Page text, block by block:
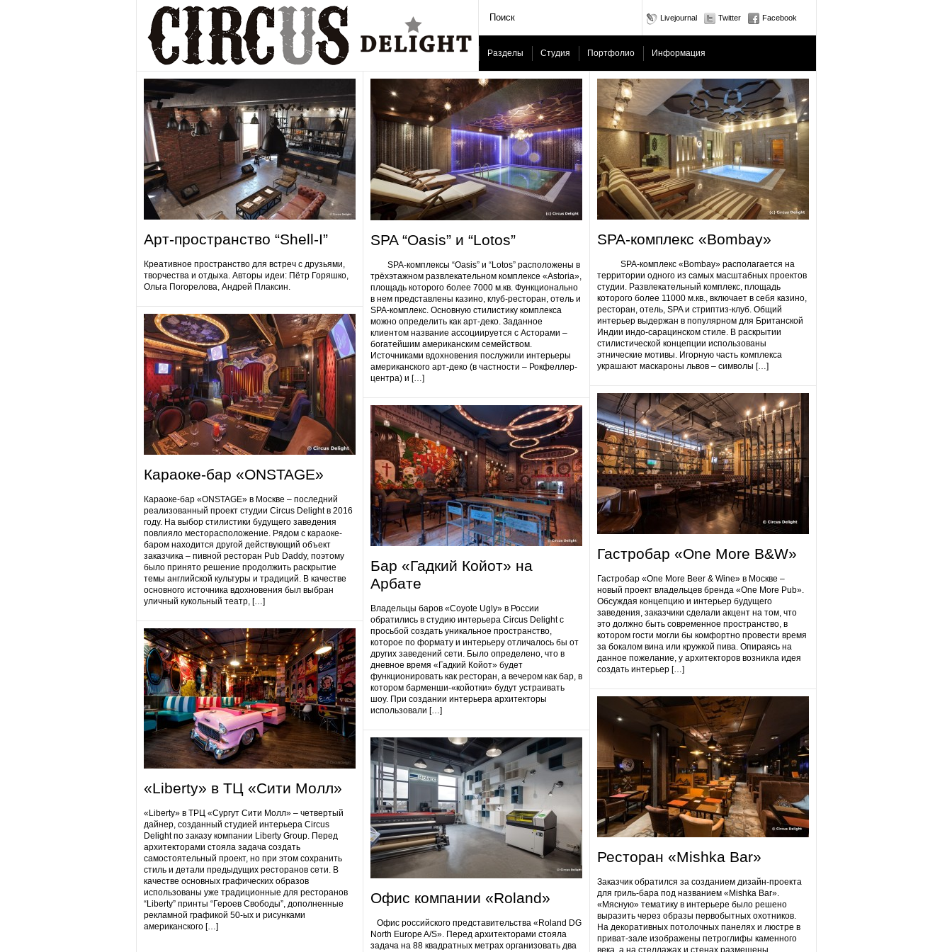
Livejournal Twitter Facebook
Разделы Студия Портфолио Информация
Арт-пространство “Shell-I”
Креативное пространство для встреч с друзьями,
творчества и отдыха. Авторы идеи: Пётр Горяшко,
Ольга Погорелова, Андрей Плаксин.
Караоке-бар «ONSTAGE»
Караоке-бар «ONSTAGE» в Москве – последний
реализованный проект студии Circus Delight в 2016
году. На выбор стилистики будущего заведения
повлияло месторасположение. Рядом с караоке-
баром находится другой действующий объект
заказчика – пивной ресторан Pub Daddy​, поэтому
было принято решение продолжить раскрытие
темы английской культуры и традиций. В качестве
основного источника вдохновения был выбран
уличный кукольный театр, […]
«Liberty» в ТЦ «Сити Молл»
«Liberty» в ТРЦ «Сургут Сити Молл» – четвертый
дайнер, созданный студией интерьера Circus
Delight по заказу компании Liberty Group. Перед
архитекторами стояла задача создать
самостоятельный проект, но при этом сохранить
стиль и детали предыдущих ресторанов сети. В
качестве основных графических образов
использованы уже традиционные для ресторанов
“Liberty” принты “Героев Свободы”, дополненные
рекламной графикой 50-ых и рисунками
американского […]
SPA “Oasis” и “Lotos”
SPA-комплексы “Oasis” и “Lotos” расположены в
трёхэтажном развлекательном комплексе «Astoria»,
площадь которого более 7000 м.кв. Функционально
в нем представлены казино, клуб-ресторан, отель и
SPA-комплекс. Основную стилистику комплекса
можно определить как арт-деко. Заданное
клиентом название ассоциируется с Асторами –
богатейшим американским семейством.
Источниками вдохновения послужили интерьеры
американского арт-деко (в частности – Рокфеллер-
центра) и […]
Бар «Гадкий Койот» на
Арбате
Владельцы баров «Coyote Ugly» в России
обратились в студию интерьера Circus Delight с
просьбой создать уникальное пространство,
которое по формату и интерьеру отличалось бы от
других заведений сети. Было определено, что в
дневное время «Гадкий Койот» будет
функционировать как ресторан, а вечером как бар, в
котором барменши-«койотки» будут устраивать
шоу. При создании интерьера архитекторы
использовали […]
Офис компании «Roland»
Офис российского представительства «Roland DG
North Europe A/S». Перед архитекторами стояла
задача на 88 квадратных метрах организовать два
SPA-комплекс «Bombay»
SPA-комплекс «Bombay» располагается на
территории одного из самых масштабных проектов
студии. Развлекательный комплекс, площадь
которого более 11000 м.кв., включает в себя казино,
ресторан, отель, SPA и стриптиз-клуб. Общий
интерьер выдержан в популярном для Британской
Индии индо-сарацинском стиле. В раскрытии
стилистической концепции использованы
этнические мотивы. Игорную часть комплекса
украшают маскароны львов – символы […]
Гастробap «One More B&W»
Гастробap «One More Beer & Wine» в Москве –
новый проект владельцев бренда «One More Pub».
Обсуждая концепцию и интерьер будущего
заведения, заказчики сделали акцент на том, что
это должно быть современное пространство, в
котором гости могли бы комфортно провести время
за бокалом вина или кружкой пива. Опираясь на
данное пожелание, у архитекторов возникла идея
создать интерьер […]
Ресторан «Mishka Bar»
Заказчик обратился за созданием дизайн-проекта
для гриль-бара под названием «Mishka Bar».
«Мясную» тематику в интерьере было решено
выразить через образы первобытных охотников.
На декоративных потолочных панелях и люстре в
приват-зале изображены петроглифы каменного
века, а на стеллажах и стенах размещены